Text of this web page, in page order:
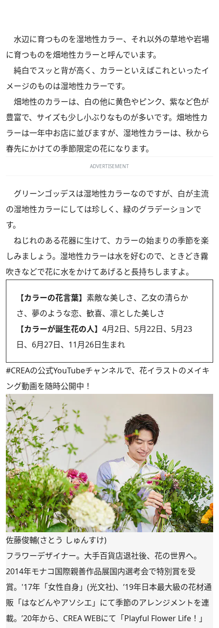
水辺に育つものを湿地性カラー、それ以外の草地や岩場
に育つものを畑地性カラーと呼んでいます。
純白でスッと背が高く、カラーといえばこれといったイ
メージのものは湿地性カラーです。
畑地性のカラーは、白の他に黄色やピンク、紫など色が
豊富で、サイズも少し小ぶりなものが多いです。畑地性カ
ラーは一年中お店に並びますが、湿地性カラーは、秋から
春先にかけての季節限定の花になります。
ADVERTISEMENT
グリーンゴッデスは湿地性カラーなのですが、白が主流
の湿地性カラーにしては珍しく、緑のグラデーションで
す。
ねじれのある花器に生けて、カラーの始まりの季節を楽
しみましょう。湿地性カラーは水を好むので、ときどき霧
吹きなどで花に水をかけてあげると長持ちしますよ。
【カラーの花言葉】 素敵な美しさ、乙女の清らか
さ、夢のような恋、歓喜、凛とした美しさ
【カラーが誕生花の人】 4月2日、5月22日、5月23
日、6月27日、11月26日生まれ
#CREAの公式YouTubeチャンネルで、花イラストのメイキ
ング動画を随時公開中！
佐藤俊輔(さとう しゅんすけ)
フラワーデザイナー。大手百貨店退社後、花の世界へ。
2014年モナコ国際親善作品展国内選考会で特別賞を受
賞。'17年「女性自身」(光文社)、’19年日本最大級の花材通
販「はなどんやアソシエ 」にて季節のアレンジメントを連
載。’20年から、CREA WEBにて「Playful Flower Life！ 」